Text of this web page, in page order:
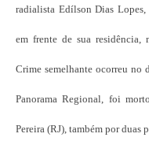
radialista Edílson Dias
em frente de sua residência,
Crime semelhante ocorreu no
Panorama Regional, foi
Pereira (RJ), também por duas